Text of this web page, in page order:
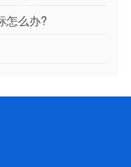
怎么办?